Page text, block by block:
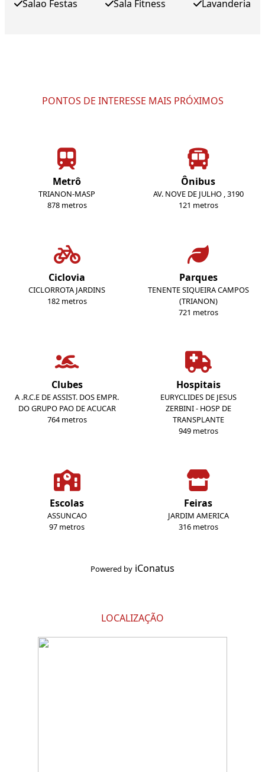
Salao Festas Sala Fitness Lavanderia
PONTOS DE INTERESSE MAIS PRÓXIMOS
Metrô
TRIANON-MASP
878 metros
Ônibus
AV. NOVE DE JULHO , 3190
121 metros
Ciclovia
CICLORROTA JARDINS
182 metros
Parques
TENENTE SIQUEIRA CAMPOS
(TRIANON)
721 metros
Clubes
A .R.C.E DE ASSIST. DOS EMPR.
DO GRUPO PAO DE ACUCAR
764 metros
Hospitais
EURYCLIDES DE JESUS
ZERBINI - HOSP DE
TRANSPLANTE
949 metros
Escolas
ASSUNCAO
97 metros
Feiras
JARDIM AMERICA
316 metros
Powered by iConatus
LOCALIZAÇÃO